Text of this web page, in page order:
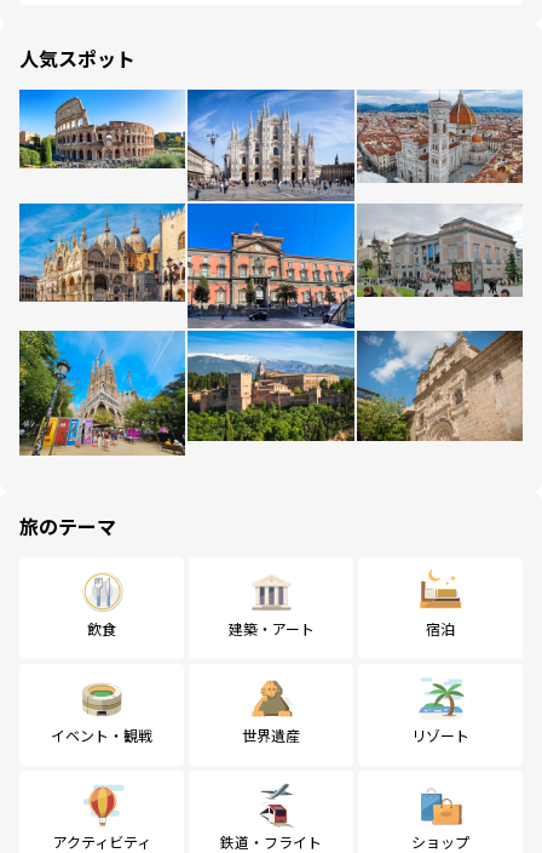
人気スポット
旅のテーマ
飲食 建築・アート 宿泊
イベント・観戦 世界遺産 リゾート
アクティビティ 鉄道・フライト ショップ